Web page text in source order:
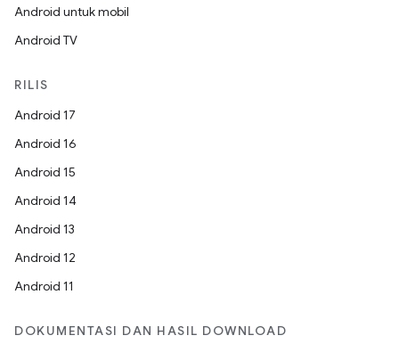
Android untuk mobil
Android TV
RILIS
Android 17
Android 16
Android 15
Android 14
Android 13
Android 12
Android 11
DOKUMENTASI DAN HASIL DOWNLOAD